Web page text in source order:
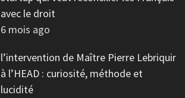
avec le droit
6 mois ago
l’intervention de Maître Pierre Lebriquir
à l’HEAD : curiosité, méthode et
lucidité